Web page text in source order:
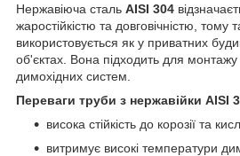
Нержавіюча сталь AISI 304
жаростійкістю та довговічністю, тому
використовується як у приватних
об'єктах. Вона підходить для монтажу
димохідних систем.
Переваги труби з нержавійки AISI
висока стійкість до корозії та
витримує високі температури